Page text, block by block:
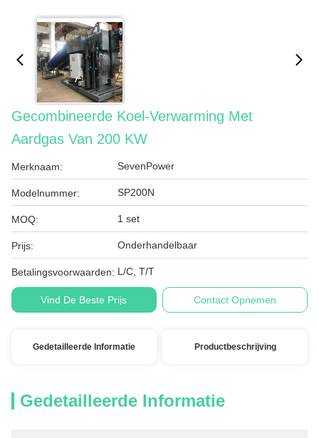
Gecombineerde Koel-Verwarming Met
Aardgas Van 200 KW
Merknaam: SevenPower
Modelnummer: SP200N
MOQ: 1 set
Prijs: Onderhandelbaar
Betalingsvoorwaarden: L/C, T/T
Vind De Beste Prijs Contact Opnemen
Gedetailleerde Informatie Productbeschrijving
Gedetailleerde Informatie